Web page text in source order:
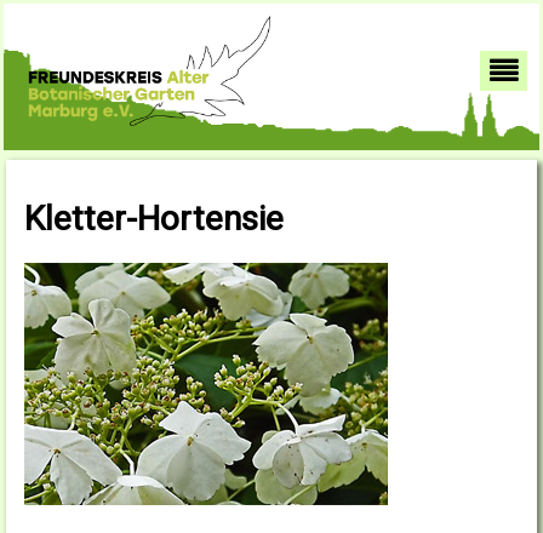
Kletter-Hortensie